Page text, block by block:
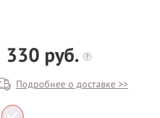
330 руб. ?
Подробнее о доставке >>